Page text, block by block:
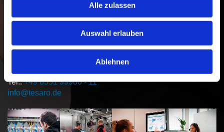
Alle zulassen
Auswahl erlauben
Ablehnen
das dir vielfältige Entwicklungsmöglichkeiten bietet? Dann
freuen wir uns auf deine aussagekräftige Bewerbung
tesaro Gebäudeleittechnik GmbH
94078 Freyung
Tel.:+49 8551 99980 - 11
info@tesaro.de